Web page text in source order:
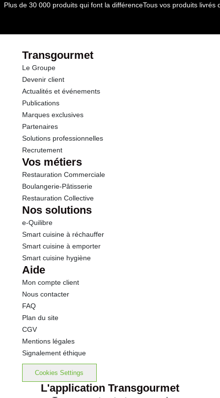
Plus de 30 000 produits qui font la différenceTous vos produits livrés
Transgourmet
Le Groupe
Devenir client
Actualités et événements
Publications
Marques exclusives
Partenaires
Solutions professionnelles
Recrutement
Vos métiers
Restauration Commerciale
Boulangerie-Pâtisserie
Restauration Collective
Nos solutions
e-Quilibre
Smart cuisine à réchauffer
Smart cuisine à emporter
Smart cuisine hygiène
Aide
Mon compte client
Nous contacter
FAQ
Plan du site
CGV
Mentions légales
Signalement éthique
Cookies Settings
L'application Transgourmet